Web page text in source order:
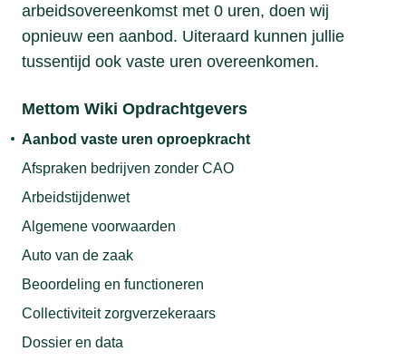
arbeidsovereenkomst met 0 uren, doen wij
opnieuw een aanbod. Uiteraard kunnen jullie
tussentijd ook vaste uren overeenkomen.
Mettom Wiki Opdrachtgevers
Aanbod vaste uren oproepkracht
Afspraken bedrijven zonder CAO
Arbeidstijdenwet
Algemene voorwaarden
Auto van de zaak
Beoordeling en functioneren
Collectiviteit zorgverzekeraars
Dossier en data